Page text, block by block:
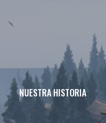
NUESTRA HISTORIA